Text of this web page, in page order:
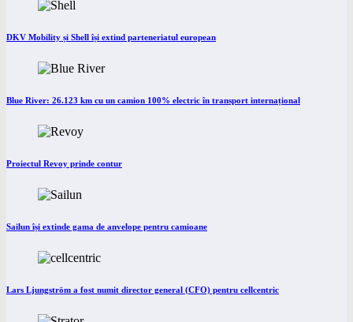
DKV Mobility și Shell își extind parteneriatul european
Blue River: 26.123 km cu un camion 100% electric în transport internațional
Proiectul Revoy prinde contur
Sailun își extinde gama de anvelope pentru camioane
Lars Ljungström a fost numit director general (CFO) pentru cellcentric